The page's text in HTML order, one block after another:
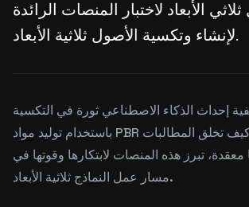
الأبعاد لاختبار المنصات الرائدة
لإنشاء وتكسية الأصول ثلاثية الأبعاد.
إحداث الذكاء الاصطناعي ثورة في التكسية
باستخدام توليد مواد PBR إلى رؤية كيف تخلق المطالبات
تبرز هذه المنصات لابتكارها وقوتها في
مسار عمل النماذج ثلاثية الأبعاد.